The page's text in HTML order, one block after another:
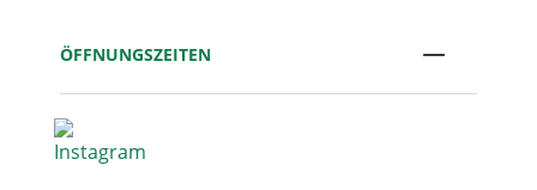
ÖFFNUNGSZEITEN